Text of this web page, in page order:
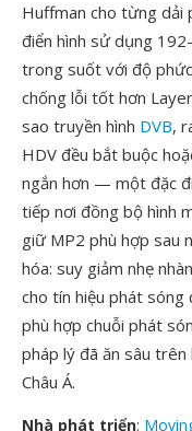
Huffman cho từng dải
điển hình sử dụng
trong suốt với độ
chống lỗi tốt hơn
sao truyền hình DVB,
HDV đều bắt buộc
ngắn hơn — một đặc
tiếp nơi đồng bộ hình
giữ MP2 phù hợp sau
hóa: suy giảm nhẹ
cho tín hiệu phát sóng
phù hợp chuỗi phát
pháp lý đã ăn sâu trên
Châu Á.
Nhà phát triển: